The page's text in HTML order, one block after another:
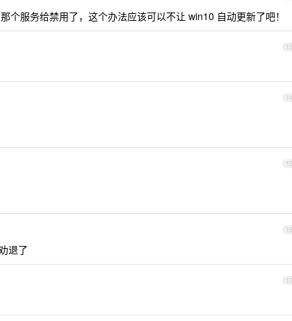
个服务给禁用了，这个办法应该可以不让 win10 自动更新了吧！
13
14
15
16
退了
17